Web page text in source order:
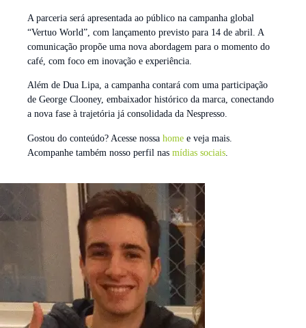
A parceria será apresentada ao público na campanha global
“Vertuo World”, com lançamento previsto para 14 de abril. A
comunicação propõe uma nova abordagem para o momento do
café, com foco em inovação e experiência.
Além de Dua Lipa, a campanha contará com uma participação
de George Clooney, embaixador histórico da marca, conectando
a nova fase à trajetória já consolidada da Nespresso.
Gostou do conteúdo? Acesse nossa home e veja mais.
Acompanhe também nosso perfil nas mídias sociais